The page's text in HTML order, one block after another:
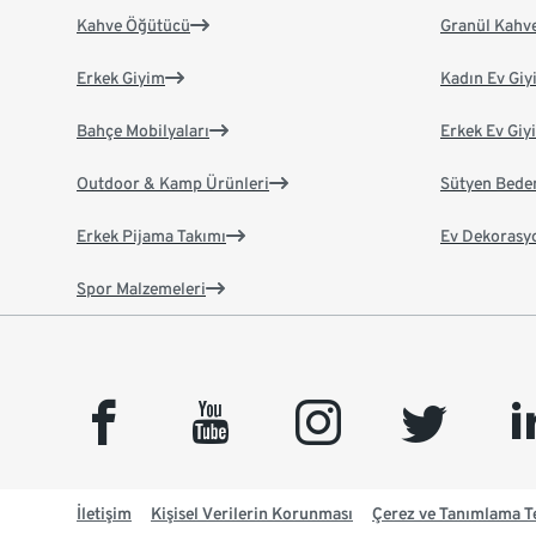
Kahve Öğütücü Granül
Erkek Giyim
Bahçe Mobilyaları
Outdoor & Kamp Ürünleri
Erkek Pijama Takımı
Spor Malzemeleri
Kadın Ev
Erkek Ev
Sütyen
Ev
facebook youtube instagram twitter
İletişim Kişisel Verilerin Korunması Çerez ve Tanımlama